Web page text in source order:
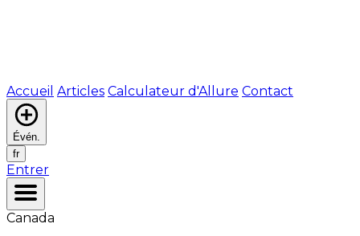
Accueil Articles Calculateur d'Allure Contact
Évén.
fr
Entrer
Canada